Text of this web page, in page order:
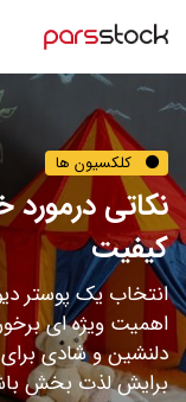
کلکسیون ها
نکاتی درمورد
کیفیت
انتخاب یک پوستر
اهمیت ویژه ای
دلنشین و شادی برای
برایش لذت بخش